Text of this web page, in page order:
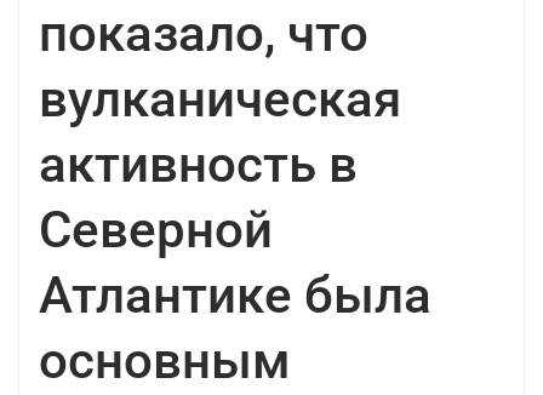
показало, что
вулканическая
активность в
Северной
Атлантике была
основным